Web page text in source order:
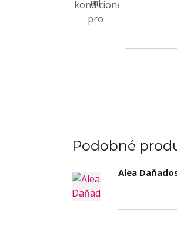
Podobné
Alea